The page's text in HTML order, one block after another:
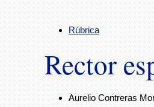
Rúbrica
Rector
Aurelio Contreras